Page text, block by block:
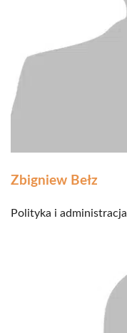
Zbigniew Bełz
Polityka i administracja